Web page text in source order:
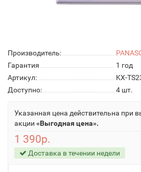
Производитель:
Гарантия
1 год
Артикул:
KX-
Доступно:
4 шт.
Указанная цена действительна при
акции «Выгодная цена».
1 390р.
Доставка в течении недели